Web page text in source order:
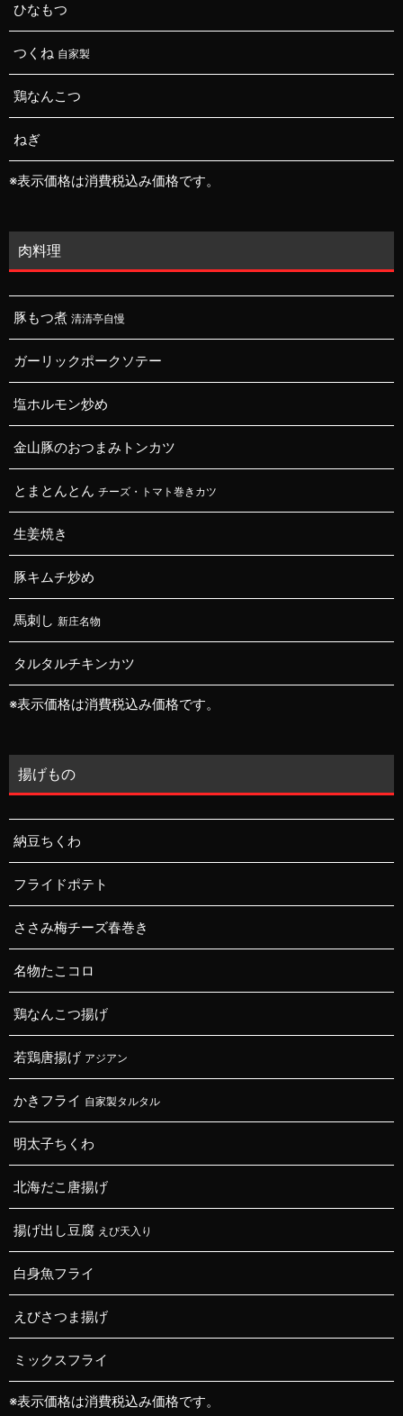
ひなもつ
つくね 自家製
鶏なんこつ
ねぎ
※表示価格は消費税込み価格です。
肉料理
豚もつ煮 清清亭自慢
ガーリックポークソテー
塩ホルモン炒め
金山豚のおつまみトンカツ
とまとんとん チーズ・トマト巻きカツ
生姜焼き
豚キムチ炒め
馬刺し 新庄名物
タルタルチキンカツ
※表示価格は消費税込み価格です。
揚げもの
納豆ちくわ
フライドポテト
ささみ梅チーズ春巻き
名物たこコロ
鶏なんこつ揚げ
若鶏唐揚げ アジアン
かきフライ 自家製タルタル
明太子ちくわ
北海だこ唐揚げ
揚げ出し豆腐 えび天入り
白身魚フライ
えびさつま揚げ
ミックスフライ
※表示価格は消費税込み価格です。